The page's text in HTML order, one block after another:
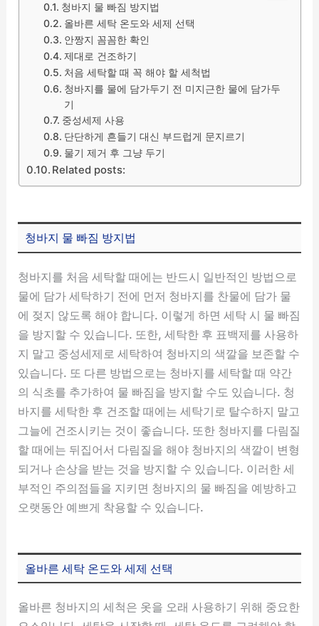
청바지 물 빠짐 방지법
올바른 세탁 온도와 세제 선택
안짱지 꼼꼼한 확인
제대로 건조하기
처음 세탁할 때 꼭 해야 할 세척법
청바지를 물에 담가두기 전 미지근한 물에 담가두
기
중성세제 사용
단단하게 흔들기 대신 부드럽게 문지르기
물기 제거 후 그냥 두기
Related posts:
청바지 물 빠짐 방지법
청바지를 처음 세탁할 때에는 반드시 일반적인 방법으로
물에 담가 세탁하기 전에 먼저 청바지를 찬물에 담가 물
에 젖지 않도록 해야 합니다. 이렇게 하면 세탁 시 물 빠짐
을 방지할 수 있습니다. 또한, 세탁한 후 표백제를 사용하
지 말고 중성세제로 세탁하여 청바지의 색깔을 보존할 수
있습니다. 또 다른 방법으로는 청바지를 세탁할 때 약간
의 식초를 추가하여 물 빠짐을 방지할 수도 있습니다. 청
바지를 세탁한 후 건조할 때에는 세탁기로 탈수하지 말고
그늘에 건조시키는 것이 좋습니다. 또한 청바지를 다림질
할 때에는 뒤집어서 다림질을 해야 청바지의 색깔이 변형
되거나 손상을 받는 것을 방지할 수 있습니다. 이러한 세
부적인 주의점들을 지키면 청바지의 물 빠짐을 예방하고
오랫동안 예쁘게 착용할 수 있습니다.
올바른 세탁 온도와 세제 선택
올바른 청바지의 세척은 옷을 오래 사용하기 위해 중요한